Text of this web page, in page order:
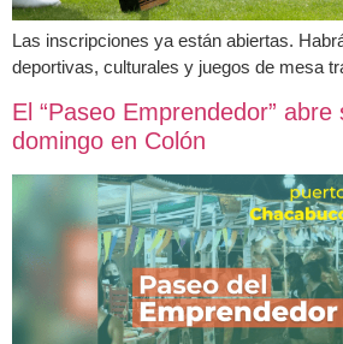
Las inscripciones ya están abiertas.
deportivas, culturales y juegos de mesa
El “Paseo Emprendedor” abre
domingo en Colón